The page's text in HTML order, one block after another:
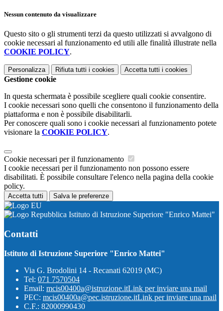
Nessun contenuto da visualizzare
Questo sito o gli strumenti terzi da questo utilizzati si avvalgono di
cookie necessari al funzionamento ed utili alle finalità illustrate nella
COOKIE POLICY.
Personalizza Rifiuta tutti i cookies Accetta tutti i cookies
Gestione cookie
In questa schermata è possibile scegliere quali cookie consentire.
I cookie necessari sono quelli che consentono il funzionamento della
piattaforma e non è possibile disabilitarli.
Per conoscere quali sono i cookie necessari al funzionamento potete
visionare la COOKIE POLICY.
Cookie necessari per il funzionamento
I cookie necessari per il funzionamento non possono essere
disabilitati. È possibile consultare l'elenco nella pagina della cookie
policy.
Accetta tutti Salva le preferenze
Istituto di Istruzione Superiore "Enrico Mattei"
Contatti
Istituto di Istruzione Superiore "Enrico Mattei"
Via G. Brodolini 14 - Recanati 62019 (MC)
Tel: 071 7570504
Email: mcis00400a@istruzione.itLink per inviare una mail
PEC: mcis00400a@pec.istruzione.itLink per inviare una mail
C.F.: 82000990430